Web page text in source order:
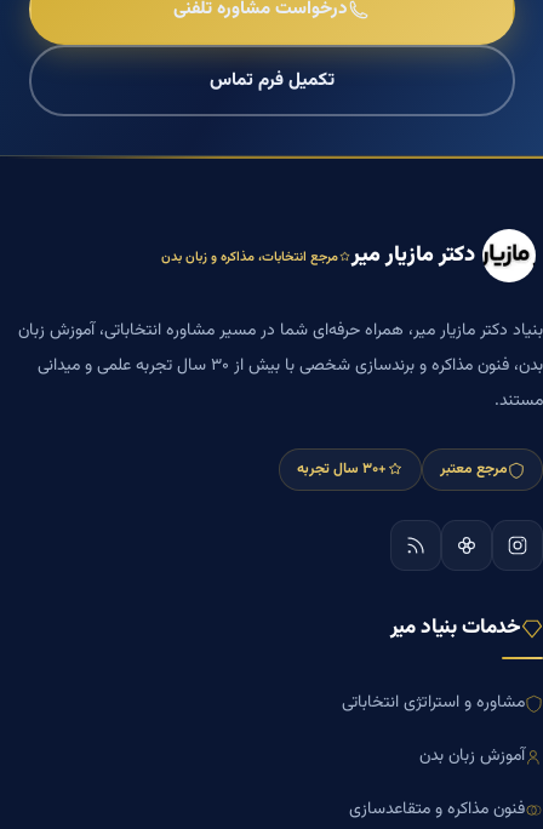
درخواست مشاوره تلفنی
تکمیل فرم تماس
دکتر مازیار میر مرجع انتخابات، مذاکره و زبان بدن
بنیاد دکتر مازیار میر، همراه حرفه‌ای شما در مسیر مشاوره انتخاباتی، آموزش زبان
بدن، فنون مذاکره و برندسازی شخصی با بیش از ۳۰ سال تجربه علمی و میدانی
مستند.
مرجع معتبر +۳۰ سال تجربه
خدمات بنیاد میر
مشاوره و استراتژی انتخاباتی
آموزش زبان بدن
فنون مذاکره و متقاعدسازی